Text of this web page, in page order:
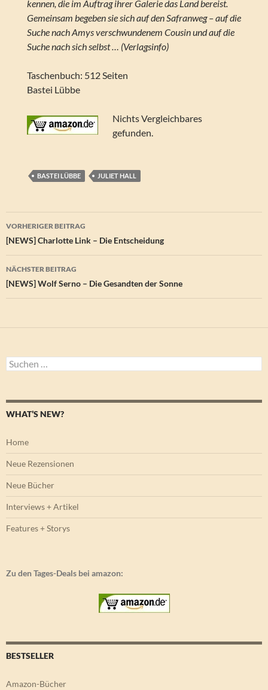
kennen, die im Auftrag ihrer Galerie das Land bereist.
Gemeinsam begeben sie sich auf den Safranweg – auf die
Suche nach Amys verschwundenem Cousin und auf die
Suche nach sich selbst … (Verlagsinfo)
Taschenbuch: 512 Seiten
Bastei Lübbe
Nichts Vergleichbares
gefunden.
BASTEI LÜBBE JULIET HALL
Beitragsnavigation
VORHERIGER BEITRAG
[NEWS] Charlotte Link – Die Entscheidung
NÄCHSTER BEITRAG
[NEWS] Wolf Serno – Die Gesandten der Sonne
Suchen
nach:
WHAT’S NEW?
Home
Neue Rezensionen
Neue Bücher
Interviews + Artikel
Features + Storys
Zu den Tages-Deals bei amazon:
BESTSELLER
Amazon-Bücher